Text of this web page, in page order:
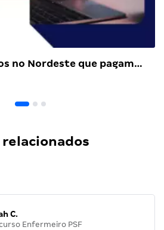
no Nordeste que pagam…
C.
Enfermeiro PSF